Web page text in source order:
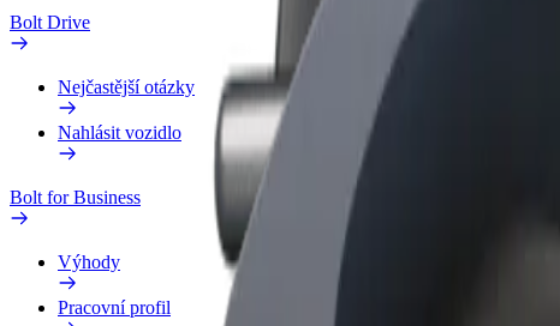
Bolt Drive
Nejčastější otázky
Nahlásit vozidlo
Bolt for Business
Výhody
Pracovní profil